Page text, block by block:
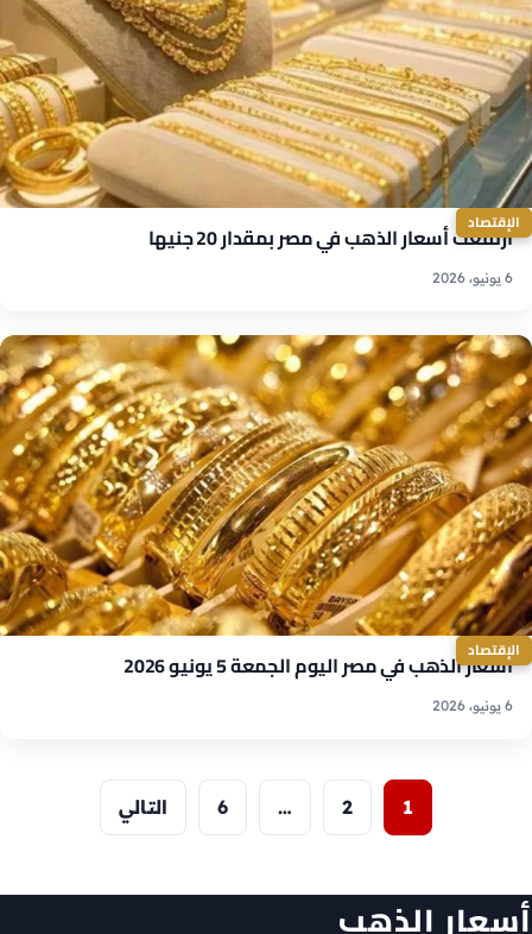
الإقتصاد
ارتفعت أسعار الذهب في مصر بمقدار 20 جنيها
6 يونيو، 2026
الإقتصاد
أسعار الذهب في مصر اليوم الجمعة 5 يونيو 2026
6 يونيو، 2026
تعدد صفحات المقالات
1
2
…
6 التالي
أسعار الذهب